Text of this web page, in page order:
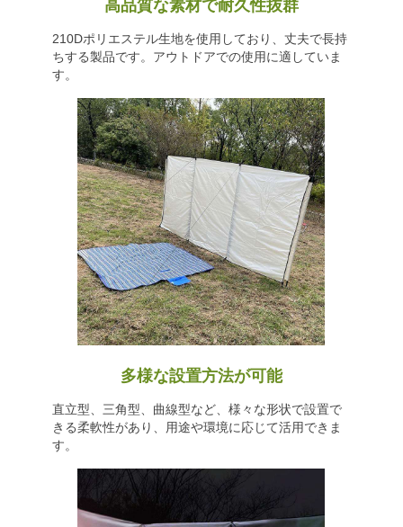
高品質な素材で耐久性抜群
210Dポリエステル生地を使用しており、丈夫で長持
ちする製品です。アウトドアでの使用に適していま
す。
多様な設置方法が可能
直立型、三角型、曲線型など、様々な形状で設置で
きる柔軟性があり、用途や環境に応じて活用できま
す。